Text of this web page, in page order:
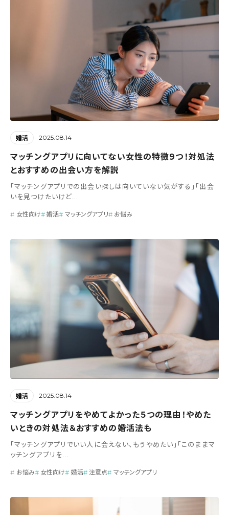
婚活 2025.08.14
マッチングアプリに向いてない女性の特徴9つ！対処法
とおすすめの出会い方を解説
「マッチングアプリでの出会い探しは向いていない気がする」「出会
いを見つけたいけど...
女性向け 婚活 マッチングアプリ お悩み
婚活 2025.08.14
マッチングアプリをやめてよかった５つの理由！やめた
いときの対処法＆おすすめの婚活法も
「マッチングアプリでいい人に会えない、もうやめたい」「このままマ
ッチングアプリを...
お悩み 女性向け 婚活 注意点 マッチングアプリ